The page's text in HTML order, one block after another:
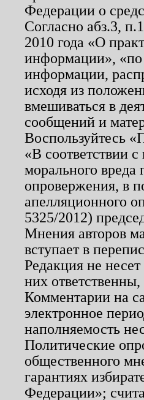
Федерации о
Согласно абз.3,
2010 года «О
информации»,
информации,
исходя из
вмешиваться в
сообщений и
Воспользуйтесь
«В соответствии
морального
опровержения, в
апелляционного
5325/2012)
Мнения авторов
вступает в
Редакция не
них
Комментарии на
электронное
наполняемость
Политические
общественного
гарантиях
Федерации»;